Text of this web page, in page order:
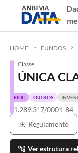
HOME FUNDOS
Classe
ÚNICA
FIDC OUTROS
61.289.317/0001-84
Regulamento
Ver estrutura